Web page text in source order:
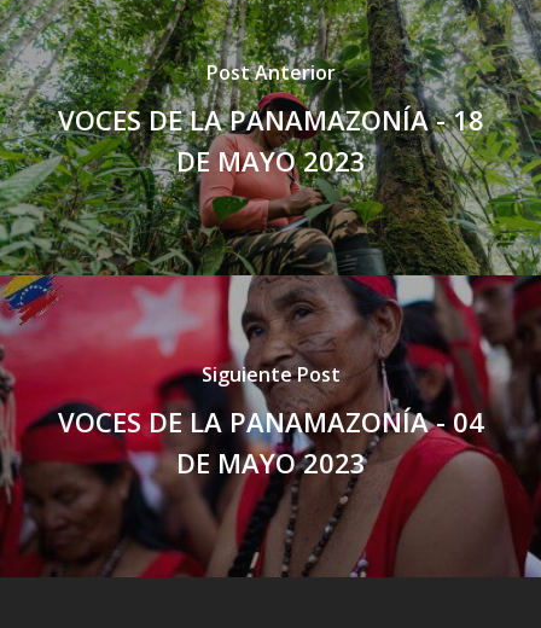
Post Anterior
VOCES DE LA PANAMAZONÍA - 18
DE MAYO 2023
Siguiente Post
VOCES DE LA PANAMAZONÍA - 04
DE MAYO 2023